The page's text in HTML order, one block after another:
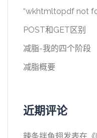
“wkhtmltopdf not
POST和GET区别
减脂-我的四个阶段
减脂概要
近期评论